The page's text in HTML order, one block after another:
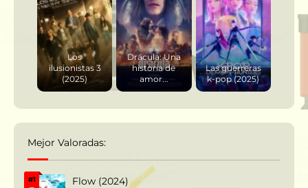
Los
ilusionistas 3
(2025)
Drácula: Una
historia de
amor...
Las guerreras
k-pop (2025)
Mejor Valoradas:
#1 Flow (2024)